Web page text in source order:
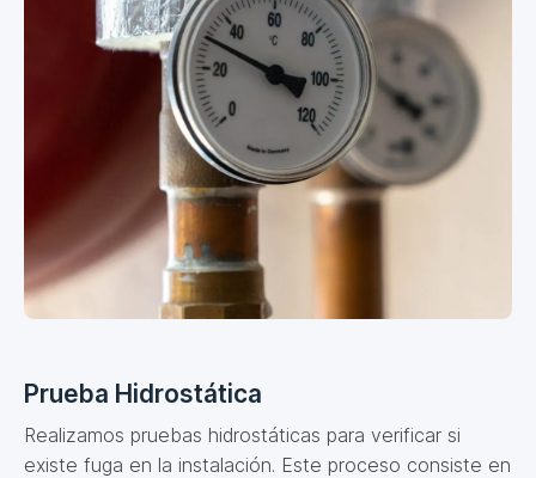
Prueba Hidrostática
Realizamos pruebas hidrostáticas para verificar si
existe fuga en la instalación. Este proceso consiste en